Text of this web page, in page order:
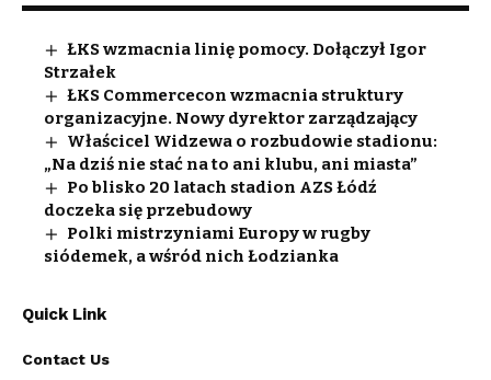
ŁKS wzmacnia linię pomocy. Dołączył Igor
Strzałek
ŁKS Commercecon wzmacnia struktury
organizacyjne. Nowy dyrektor zarządzający
Właścicel Widzewa o rozbudowie stadionu:
„Na dziś nie stać na to ani klubu, ani miasta”
Po blisko 20 latach stadion AZS Łódź
doczeka się przebudowy
Polki mistrzyniami Europy w rugby
siódemek, a wśród nich Łodzianka
Quick Link
Contact Us